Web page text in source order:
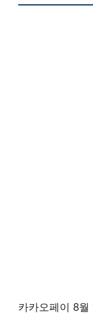
카카오페이 8월